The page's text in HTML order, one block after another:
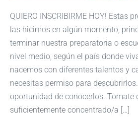
QUIERO INSCRIBIRME HOY! Estas
las hicimos en algún momento,
terminar nuestra preparatoria o
nivel medio, según el país donde
nacemos con diferentes talentos y
necesitas permiso para
oportunidad de conocerlos. Tomate
suficientemente concentrado/a […]